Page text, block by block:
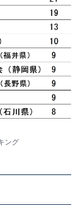
ング